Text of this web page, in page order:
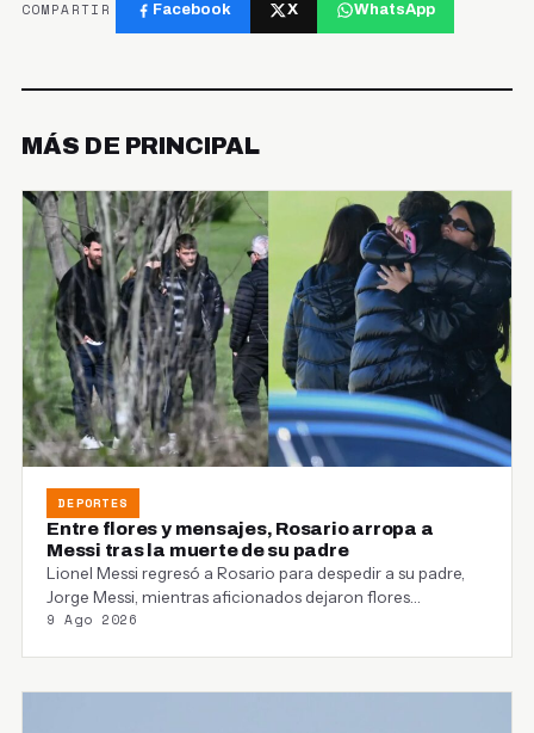
COMPARTIR Facebook X WhatsApp
MÁS DE PRINCIPAL
DEPORTES
Entre flores y mensajes, Rosario arropa a
Messi tras la muerte de su padre
Lionel Messi regresó a Rosario para despedir a su padre,
Jorge Messi, mientras aficionados dejaron flores…
9 Ago 2026